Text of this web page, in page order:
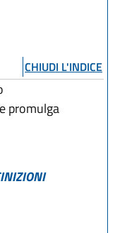
CHIUDI L'INDICE
promulga